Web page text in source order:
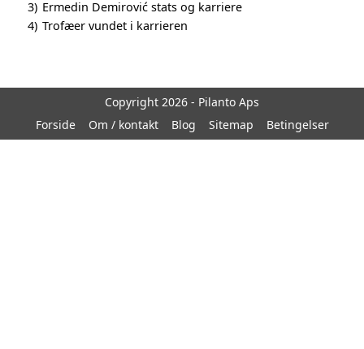
3) Ermedin Demirović stats og karriere
4) Trofæer vundet i karrieren
Copyright 2026 - Pilanto Aps
Forside
Om / kontakt Blog Sitemap Betingelser